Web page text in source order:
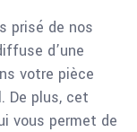
prisé de nos
d’une
votre pièce
De plus, cet
vous permet de